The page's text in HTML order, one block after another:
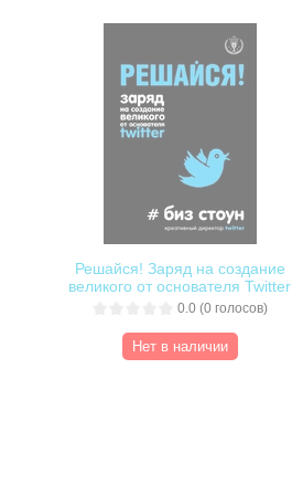
Решайся! Заряд на создание
великого от основателя Twitter
0.0 (0 голосов)
Нет в наличии